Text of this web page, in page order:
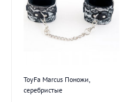
ToyFa Marcus Поножи,
серебристые